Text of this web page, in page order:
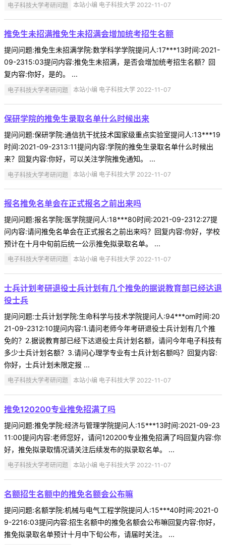
电子科技大学考研问题 本站小编 电子科技大学 2022-11-07
推免生未招满推免生未招满会增加统考招生名额
提问问题:推免生未招满学院:数学科学学院提问人:17***13时间:2021-
09-2315:03提问内容:推免生未招满，是否会增加统考招生名额？回
复内容:你好，是的。 ...
电子科技大学考研问题 本站小编 电子科技大学 2022-11-07
保研学院的推免生录取名单什么时候出来
提问问题:保研学院:通信抗干扰技术国家级重点实验室提问人:13***19
时间:2021-09-2313:11提问内容:学院的推免生录取名单什么时候出
来？回复内容:你好，可以关注学院推免通知。 ...
电子科技大学考研问题 本站小编 电子科技大学 2022-11-07
报名推免名单会在正式报名之前出来吗
提问问题:报名学院:医学院提问人:18***80时间:2021-09-2312:27提
问内容:请问推免名单会在正式报名之前出来吗？回复内容:你好，学校
预计在十月中旬前后统一公示推免拟录取名单。 ...
电子科技大学考研问题 本站小编 电子科技大学 2022-11-07
士兵计划考研退役士兵计划有几个推免的据说教育部已经达退
役士兵
提问问题:士兵计划学院:生命科学与技术学院提问人:94***om时间:20
21-09-2312:10提问内容:1.请问老师今年考研退役士兵计划有几个推
免的？2.据说教育部已经下达退役士兵计划名额，请问今年电子科技有
多少士兵计划名额？3.请问心理学专业有士兵计划名额吗？回复内容:
你好，士兵计划未限定报 ...
电子科技大学考研问题 本站小编 电子科技大学 2022-11-07
推免120200专业推免招满了吗
提问问题:推免学院:经济与管理学院提问人:15***13时间:2021-09-23
11:00提问内容:老师您好，请问120200专业推免招满了吗回复内容:你
好，推免拟录取情况请关注后续发布的拟录取名单。 ...
电子科技大学考研问题 本站小编 电子科技大学 2022-11-07
名额招生名额中的推免名额会公布嘛
提问问题:名额学院:机械与电气工程学院提问人:15***40时间:2021-0
9-2216:03提问内容:招生名额中的推免名额会公布嘛回复内容:你好，
推免拟录取名单预计十月中下旬公布，请届时关注。 ...